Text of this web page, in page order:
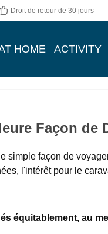
Droit de retour de 30 jours
HOME ACTIVITY
Façon de
simple façon de
l'intérêt pour le
équitablement, au